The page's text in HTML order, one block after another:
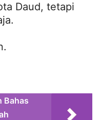
Daud, tetapi
Bahas